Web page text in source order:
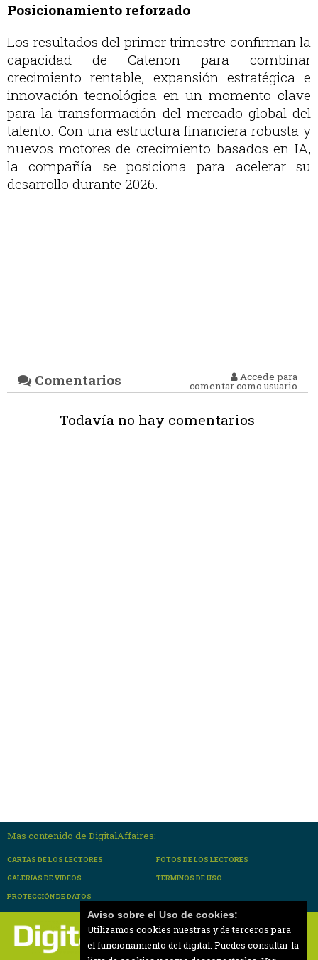
Posicionamiento reforzado
Los resultados del primer trimestre confirman la
capacidad de Catenon para combinar
crecimiento rentable, expansión estratégica e
innovación tecnológica en un momento clave
para la transformación del mercado global del
talento. Con una estructura financiera robusta y
nuevos motores de crecimiento basados en IA,
la compañía se posiciona para acelerar su
desarrollo durante 2026.
Comentarios Accede para
comentar como usuario
Todavía no hay comentarios
Mas contenido de DigitalAffaires:
CARTAS DE LOS LECTORES
FOTOS DE LOS LECTORES
GALERÍAS DE VÍDEOS
TÉRMINOS DE USO
PROTECCIÓN DE DATOS
Aviso sobre el Uso de cookies:
Utilizamos cookies nuestras y de terceros para
el funcionamiento del digital. Puedes consultar la